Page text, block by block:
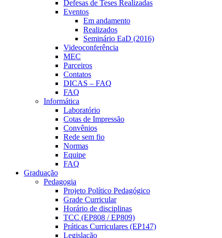
Defesas de Teses Realizadas
Eventos
Em andamento
Realizados
Seminário EaD (2016)
Videoconferência
MEC
Parceiros
Contatos
DICAS – FAQ
FAQ
Informática
Laboratório
Cotas de Impressão
Convênios
Rede sem fio
Normas
Equipe
FAQ
Graduação
Pedagogia
Projeto Político Pedagógico
Grade Curricular
Horário de disciplinas
TCC (EP808 / EP809)
Práticas Curriculares (EP147)
Legislação